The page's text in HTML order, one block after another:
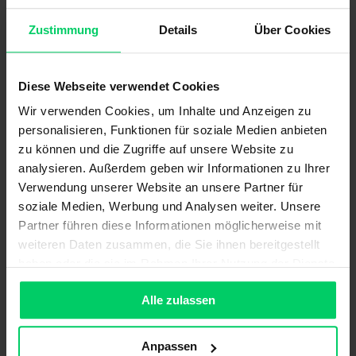
Zustimmung Details Über Cookies
Diese Webseite verwendet Cookies
Wir verwenden Cookies, um Inhalte und Anzeigen zu
personalisieren, Funktionen für soziale Medien anbieten
zu können und die Zugriffe auf unsere Website zu
analysieren. Außerdem geben wir Informationen zu Ihrer
Verwendung unserer Website an unsere Partner für
soziale Medien, Werbung und Analysen weiter. Unsere
Partner führen diese Informationen möglicherweise mit
weiteren Daten zusammen, die Sie ihnen bereitgestellt
gesammelt haben.
Alle zulassen
Anpassen
Prämien/Entschädigungen
PDF